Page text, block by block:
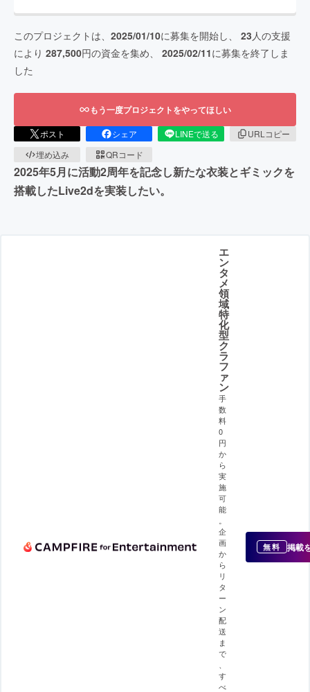
このプロジェクトは、 2025/01/10に募集を開始し、 23 人の支援
により 287,500円の資金を集め、 2025/02/11に募集を終了しま
した
もう一度プロジェクトをやってほしい
ポスト シェア LINEで送る
URLコピー
埋め込み
QRコード
2025年5月に活動2周年を記念し新たな衣装とギミックを
搭載したLive2dを実装したい。
エ
ン
タ
メ
領
域
特
化
型
ク
ラ
フ
ァ
ン
手
数
料
0
円
か
ら
実
施
可
能
企
画
か
ら
リ
タ
ー
ン
配
送
ま
で
す
べ
無料 掲載